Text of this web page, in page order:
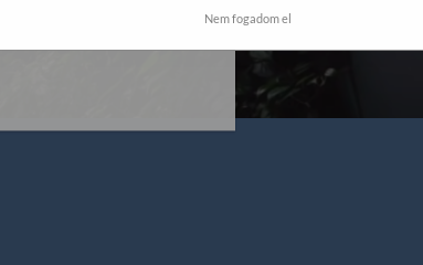
Nem fogadom el